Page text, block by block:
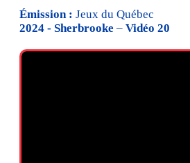
Émission : Jeux du Québec
2024 - Sherbrooke – Vidéo 20